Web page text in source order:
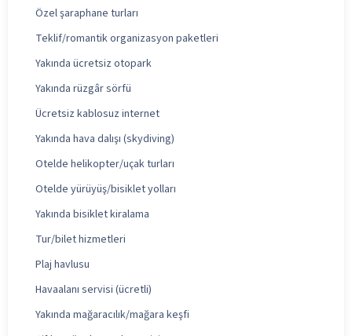
Özel şaraphane turları
Teklif/romantik organizasyon paketleri
Yakında ücretsiz otopark
Yakında rüzgâr sörfü
Ücretsiz kablosuz internet
Yakında hava dalışı (skydiving)
Otelde helikopter/uçak turları
Otelde yürüyüş/bisiklet yolları
Yakında bisiklet kiralama
Tur/bilet hizmetleri
Plaj havlusu
Havaalanı servisi (ücretli)
Yakında mağaracılık/mağara keşfi